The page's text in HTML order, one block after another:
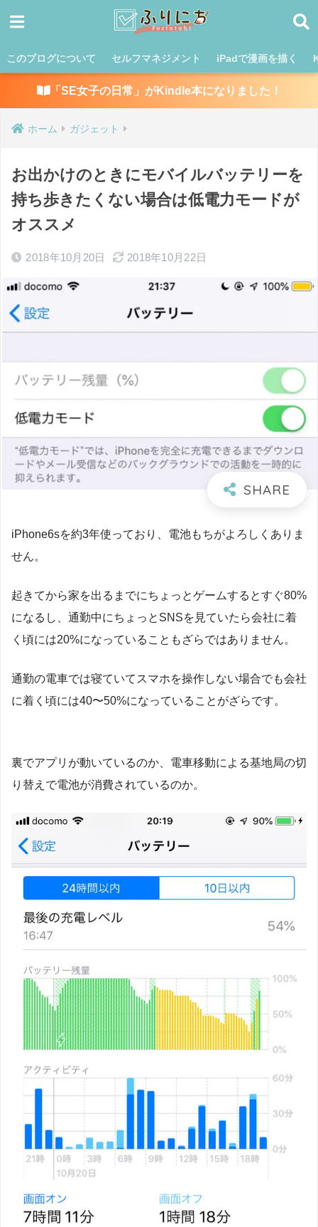
このブログについて セルフマネジメント iPadで漫画を描く
「SE女子の日常」がKindle本になりました！
ホーム ガジェット
お出かけのときにモバイルバッテリーを
持ち歩きたくない場合は低電力モードが
オススメ
2018年10月20日 2018年10月22日
iPhone6sを約3年使っており、電池もちがよろしくありま
せん。
起きてから家を出るまでにちょっとゲームするとすぐ80%
になるし、通勤中にちょっとSNSを見ていたら会社に着
く頃には20%になっていることもざらではありません。
通勤の電車では寝ていてスマホを操作しない場合でも会社
に着く頃には40〜50%になっていることがざらです。
裏でアプリが動いているのか、電車移動による基地局の切
り替えで電池が消費されているのか。